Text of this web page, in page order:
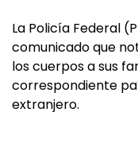
La Policía Federal
comunicado que
los cuerpos a sus
correspondiente
extranjero.